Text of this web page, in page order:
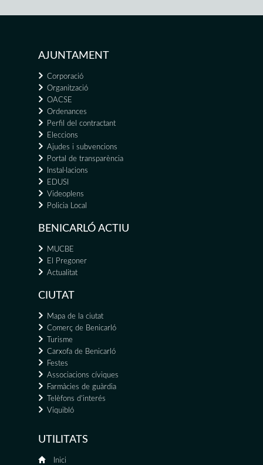
AJUNTAMENT
Corporació
Organització
OACSE
Ordenances
Perfil del contractant
Eleccions
Ajudes i subvencions
Portal de transparència
Instal·lacions
EDUSI
Videoplens
Policia Local
BENICARLÓ ACTIU
MUCBE
El Pregoner
Actualitat
CIUTAT
Mapa de la ciutat
Comerç de Benicarló
Turisme
Carxofa de Benicarló
Festes
Associacions cíviques
Farmàcies de guàrdia
Telèfons d'interés
Viquibló
UTILITATS
Inici